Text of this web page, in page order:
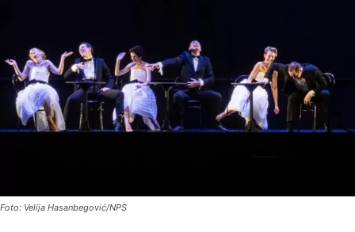
Foto: Velija Hasanbegović/NPS